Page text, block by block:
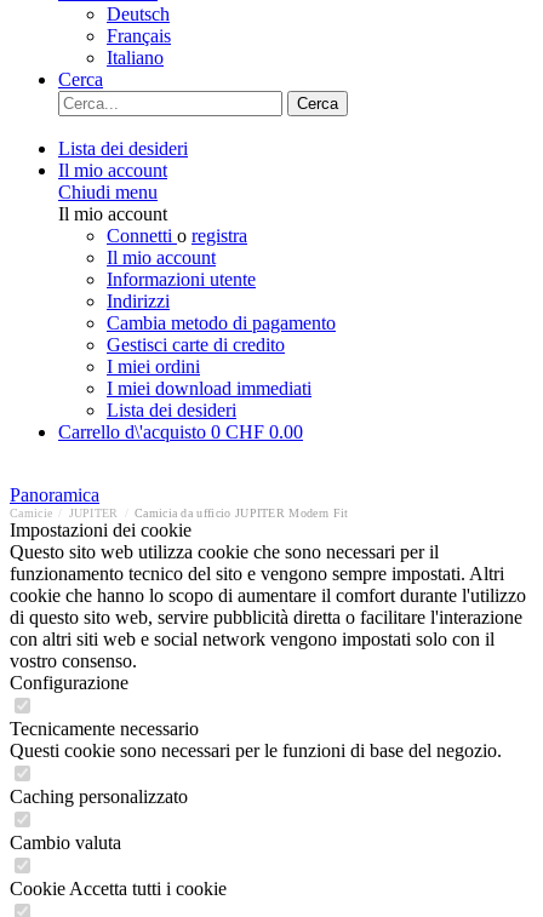
Deutsch
Français
Italiano
Cerca
Cerca
Lista dei desideri
Il mio account
Chiudi menu
Il mio account
Connetti o registra
Il mio account
Informazioni utente
Indirizzi
Cambia metodo di pagamento
Gestisci carte di credito
I miei ordini
I miei download immediati
Lista dei desideri
Carrello d\'acquisto 0 CHF 0.00
Panoramica
Camicie JUPITER Camicia da ufficio JUPITER Modern Fit
Impostazioni dei cookie
Questo sito web utilizza cookie che sono necessari per il
funzionamento tecnico del sito e vengono sempre impostati. Altri
cookie che hanno lo scopo di aumentare il comfort durante l'utilizzo
di questo sito web, servire pubblicità diretta o facilitare l'interazione
con altri siti web e social network vengono impostati solo con il
vostro consenso.
Configurazione
Tecnicamente necessario
Questi cookie sono necessari per le funzioni di base del negozio.
Caching personalizzato
Cambio valuta
Cookie Accetta tutti i cookie